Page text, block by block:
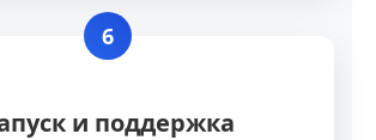
6
и поддержка